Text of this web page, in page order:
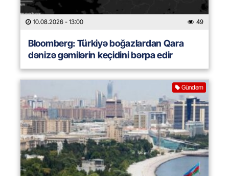
10.08.2026 - 13:00 49
Bloomberg: Türkiyə boğazlardan Qara
dənizə gəmilərin keçidini bərpa edir
Gündəm